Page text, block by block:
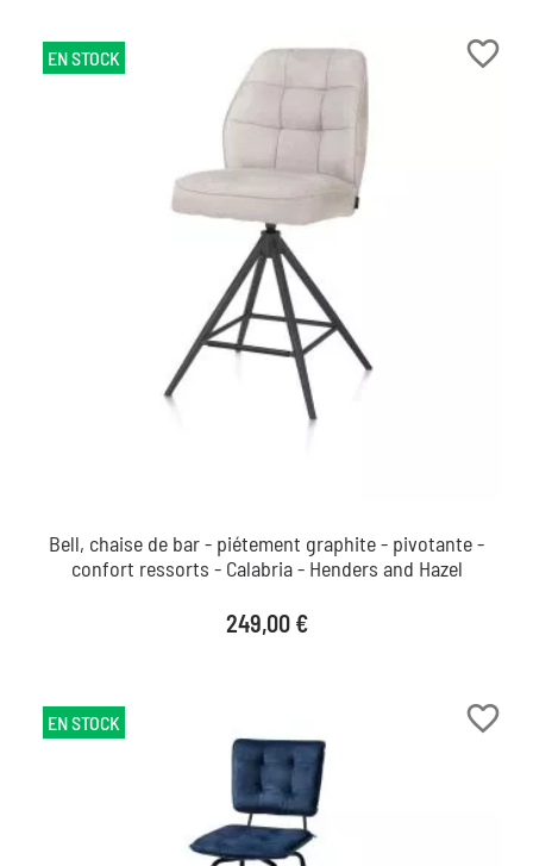
favorite_border
Bell, chaise de bar - piétement graphite - pivotante -
confort ressorts - Calabria - Henders and Hazel
Prix
249,00 €
EN STOCK
favorite_border
EN STOCK